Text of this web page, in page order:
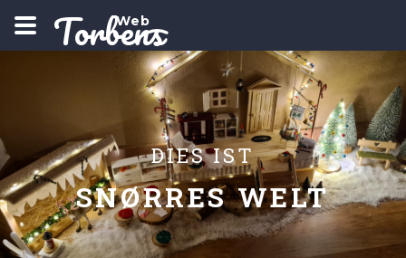
Torbens
Web
DIES IST
SNØRRES WELT